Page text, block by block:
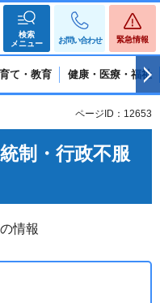
検索
メニュー
お問い合わせ 緊急情報
て・教育 健康・医療・福祉
ページID：12653
制・行政不服
情報